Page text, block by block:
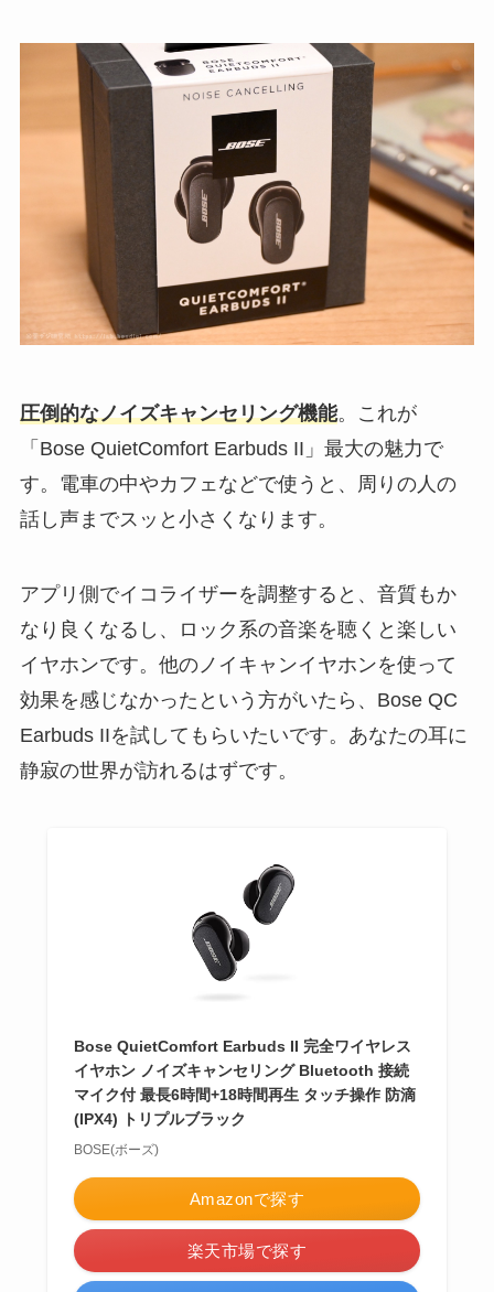
圧倒的なノイズキャンセリング機能。これが
「Bose QuietComfort Earbuds II」最大の魅力で
す。電車の中やカフェなどで使うと、周りの人の
話し声までスッと小さくなります。
アプリ側でイコライザーを調整すると、音質もか
なり良くなるし、ロック系の音楽を聴くと楽しい
イヤホンです。他のノイキャンイヤホンを使って
効果を感じなかったという方がいたら、Bose QC
Earbuds IIを試してもらいたいです。あなたの耳に
静寂の世界が訪れるはずです。
Bose QuietComfort Earbuds II 完全ワイヤレス
イヤホン ノイズキャンセリング Bluetooth 接続
マイク付 最長6時間+18時間再生 タッチ操作 防滴
(IPX4) トリプルブラック
BOSE(ボーズ)
Amazonで探す
楽天市場で探す